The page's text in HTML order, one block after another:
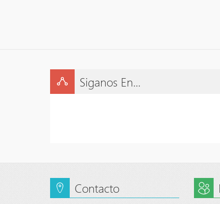
Siganos En...
Contacto